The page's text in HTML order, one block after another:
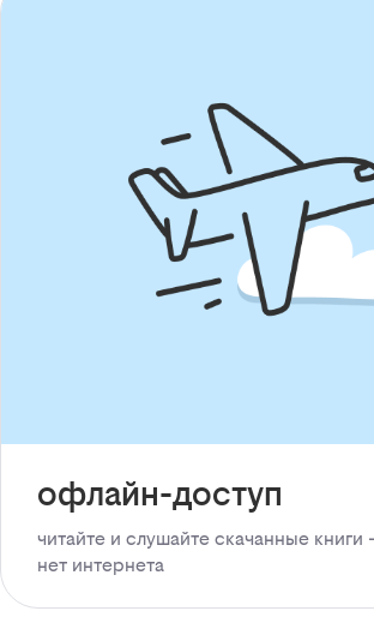
офлайн-доступ
читайте и слушайте скачанные
нет интернета